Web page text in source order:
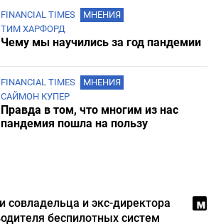
FINANCIAL TIMES
МНЕНИЯ
ТИМ ХАРФОРД
Чему мы научились за год пандемии
FINANCIAL TIMES
МНЕНИЯ
САЙМОН КУПЕР
Правда в том, что многим из нас
пандемия пошла на пользу